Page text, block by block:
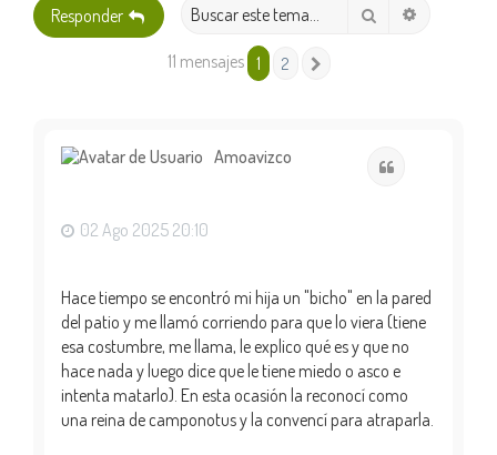
Responder Buscar
11 mensajes 1 2
Amoavizco
02 Ago 2025 20:10
Hace tiempo se encontró mi hija un "bicho" en la pared
del patio y me llamó corriendo para que lo viera (tiene
esa costumbre, me llama, le explico qué es y que no
hace nada y luego dice que le tiene miedo o asco e
intenta matarlo). En esta ocasión la reconocí como
una reina de camponotus y la convencí para atraparla.